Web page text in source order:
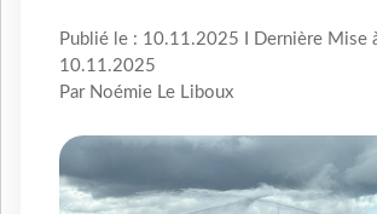
Publié le : 10.11.2025 I Dernière Mise
10.11.2025
Par Noémie Le Liboux